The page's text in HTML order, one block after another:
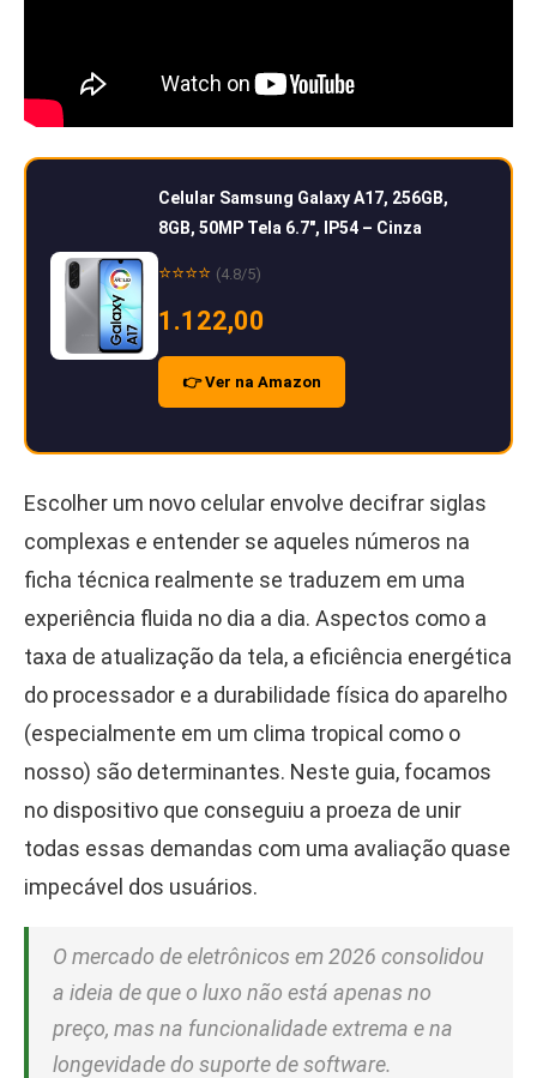
Celular Samsung Galaxy A17, 256GB,
8GB, 50MP Tela 6.7″, IP54 – Cinza
⭐⭐⭐⭐ (4.8/5)
1.122,00
👉 Ver na Amazon
Escolher um novo celular envolve decifrar siglas
complexas e entender se aqueles números na
ficha técnica realmente se traduzem em uma
experiência fluida no dia a dia. Aspectos como a
taxa de atualização da tela, a eficiência energética
do processador e a durabilidade física do aparelho
(especialmente em um clima tropical como o
nosso) são determinantes. Neste guia, focamos
no dispositivo que conseguiu a proeza de unir
todas essas demandas com uma avaliação quase
impecável dos usuários.
O mercado de eletrônicos em 2026 consolidou
a ideia de que o luxo não está apenas no
preço, mas na funcionalidade extrema e na
longevidade do suporte de software.